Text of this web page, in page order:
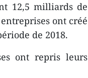
12,5 milliards de
ont créé
de 2018.
ont repris leurs